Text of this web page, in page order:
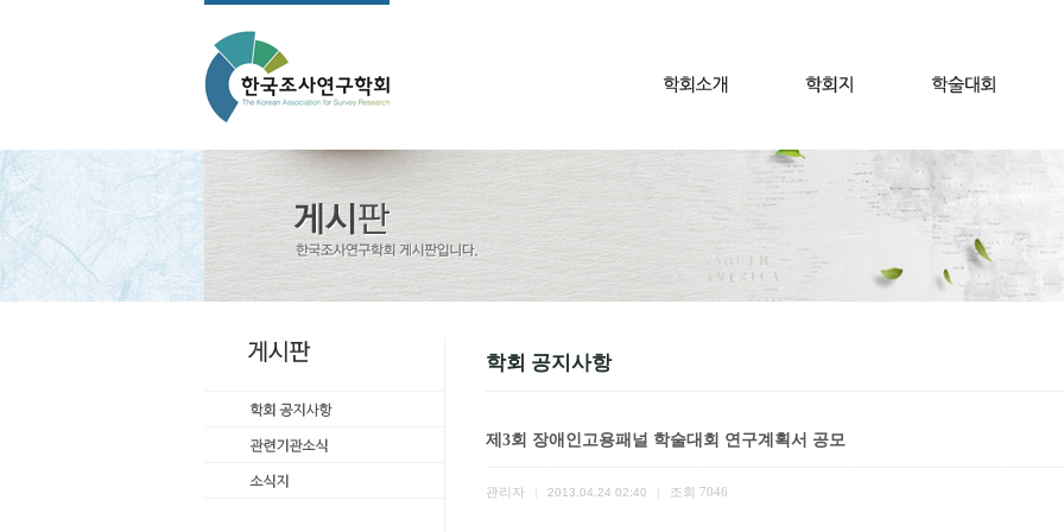
학회 공지사항
제3회 장애인고용패널 학술대회 연구계획서 공모
관리자 2013.04.24 02:40 조회 7046